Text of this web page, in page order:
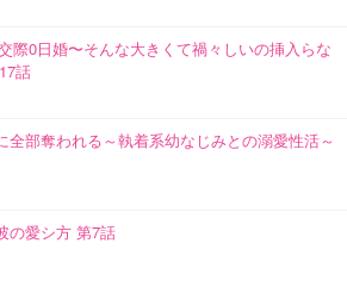
際0日婚〜そんな大きくて禍々しいの挿入らな
話
全部奪われる～執着系幼なじみとの溺愛性活～
の愛シ方 第7話